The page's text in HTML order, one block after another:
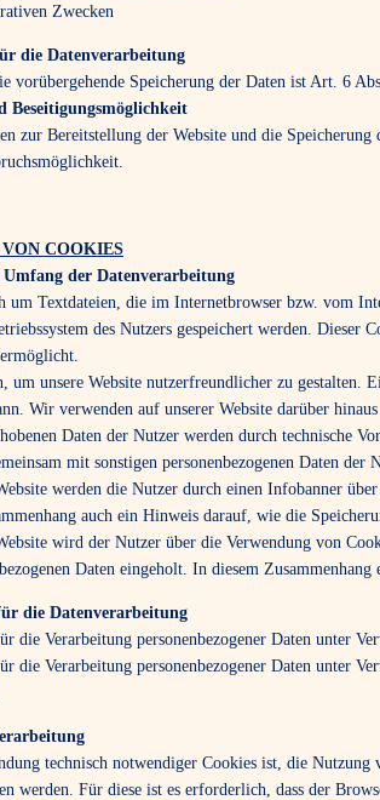
Zwecken
die Datenverarbeitung
vorübergehende Speicherung der Daten ist Art. 6
Beseitigungsmöglichkeit
zur Bereitstellung der Website und die
COOKIES
der Datenverarbeitung
um Textdateien, die im Internetbrowser bzw. vom
des Nutzers gespeichert werden.
um unsere Website nutzerfreundlicher zu gestalten.
Wir verwenden auf unserer Website darüber
Daten der Nutzer werden durch technische
mit sonstigen personenbezogenen Daten der
werden die Nutzer durch einen Infobanner
auch ein Hinweis darauf, wie die
wird der Nutzer über die Verwendung von
Daten eingeholt. In diesem
die Datenverarbeitung
die Verarbeitung personenbezogener Daten unter
die Verarbeitung personenbezogener Daten unter
technisch notwendiger Cookies ist, die
werden. Für diese ist es erforderlich, dass der